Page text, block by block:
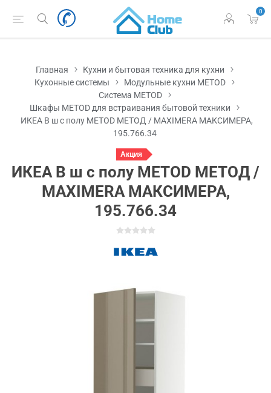
0
Главная
Кухни и бытовая техника для кухни
Кухонные системы
Модульные кухни METOD
Система METOD
Шкафы METOD для встраивания бытовой техники
ИКЕА В ш с полу METOD МЕТОД / MAXIMERA МАКСИМЕРА,
195.766.34
Акция
ИКЕА В ш с полу METOD МЕТОД /
MAXIMERA МАКСИМЕРА,
195.766.34